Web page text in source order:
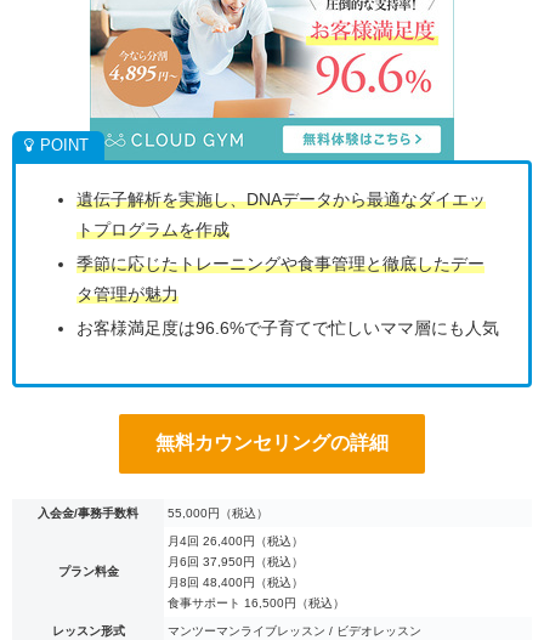
遺伝子解析を実施し、DNAデータから最適なダイエッ
トプログラムを作成
季節に応じたトレーニングや食事管理と徹底したデー
タ管理が魅力
お客様満足度は96.6%で子育てで忙しいママ層にも人気
無料カウンセリングの詳細
入会金/事務手数料 55,000円（税込）
プラン料金
月4回 26,400円（税込）
月6回 37,950円（税込）
月8回 48,400円（税込）
食事サポート 16,500円（税込）
レッスン形式 マンツーマンライブレッスン / ビデオレッスン